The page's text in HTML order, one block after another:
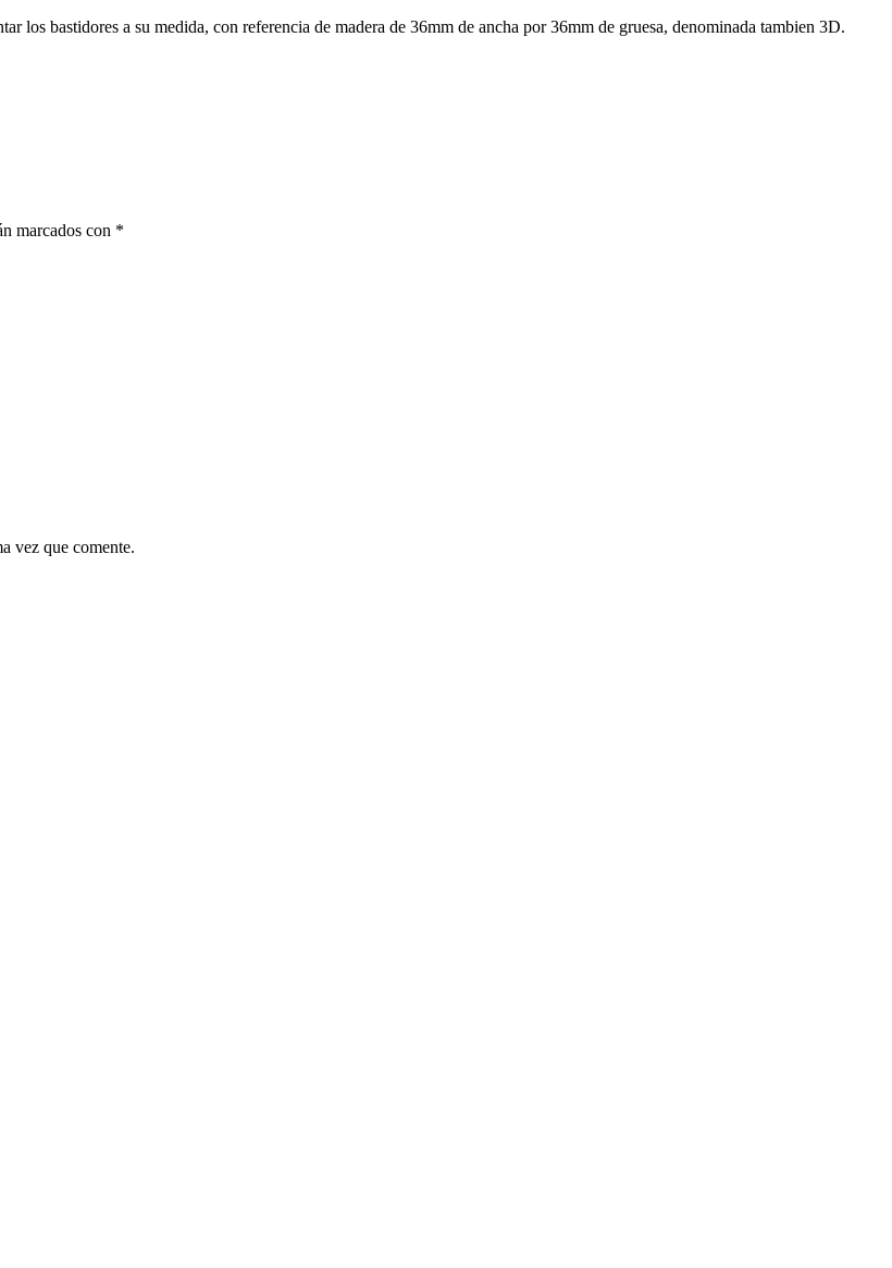
los bastidores a su medida, con referencia de madera de 36mm de ancha por 36mm de gruesa, denominada tambien 3D.
marcados con *
vez que comente.